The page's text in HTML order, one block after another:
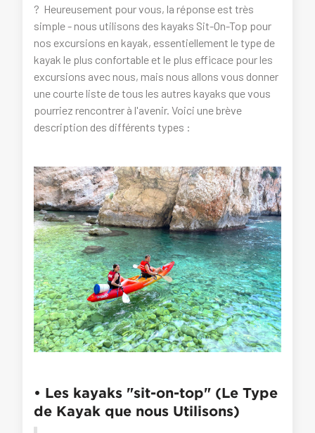
? Heureusement pour vous, la réponse est très
simple - nous utilisons des kayaks Sit-On-Top pour
nos excursions en kayak, essentiellement le type de
kayak le plus confortable et le plus efficace pour les
excursions avec nous, mais nous allons vous donner
une courte liste de tous les autres kayaks que vous
pourriez rencontrer à l'avenir. Voici une brève
description des différents types :
• Les kayaks "sit-on-top" (Le Type
de Kayak que nous Utilisons)